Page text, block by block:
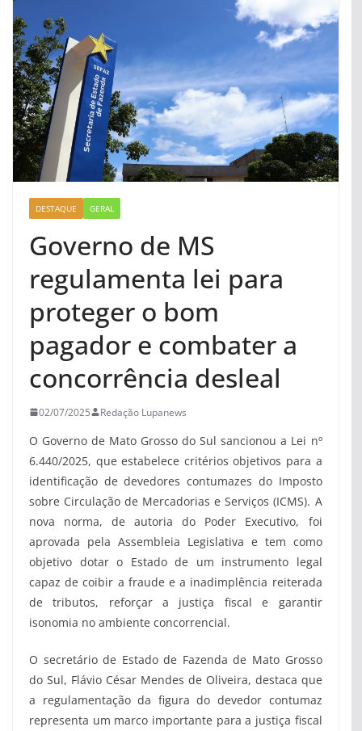
DESTAQUE GERAL
Governo de MS
regulamenta lei para
proteger o bom
pagador e combater a
concorrência desleal
02/07/2025 Redação Lupanews
O Governo de Mato Grosso do Sul sancionou a Lei nº
6.440/2025, que estabelece critérios objetivos para a
identificação de devedores contumazes do Imposto
sobre Circulação de Mercadorias e Serviços (ICMS). A
nova norma, de autoria do Poder Executivo, foi
aprovada pela Assembleia Legislativa e tem como
objetivo dotar o Estado de um instrumento legal
capaz de coibir a fraude e a inadimplência reiterada
de tributos, reforçar a justiça fiscal e garantir
isonomia no ambiente concorrencial.
O secretário de Estado de Fazenda de Mato Grosso
do Sul, Flávio César Mendes de Oliveira, destaca que
a regulamentação da figura do devedor contumaz
representa um marco importante para a justiça fiscal